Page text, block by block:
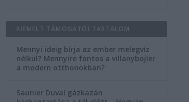
KIEMELT TÁMOGATÓI TARTALOM
Mennyi ideig bírja az ember melegvíz
nélkül? Mennyire fontos a villanybojler
a modern otthonokban?
Saunier Duval gázkazán